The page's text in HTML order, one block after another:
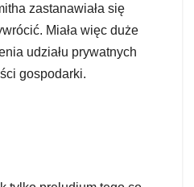
zastanawiała się
Miała więc duże
udziału prywatnych
gospodarki.